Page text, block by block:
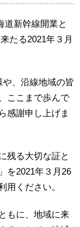
新幹線開業と
たる2021年３月
、沿線地域の皆
ここまで歩んで
感謝申し上げま
残る大切な証と
を2021年３月26
用ください。
もに、地域に来